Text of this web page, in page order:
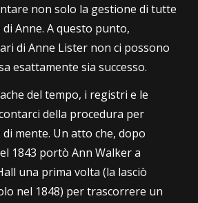
non solo la gestione di tutte
Anne.A questo punto,
di Anne Lister non ci possono
esattamente sia successo.
del tempo, i registri e le
della procedura per
mente. Un atto che, dopo
1843 portò Ann Walkera
una prima volta (la lasciò
nel 1848) pertrascorrere un